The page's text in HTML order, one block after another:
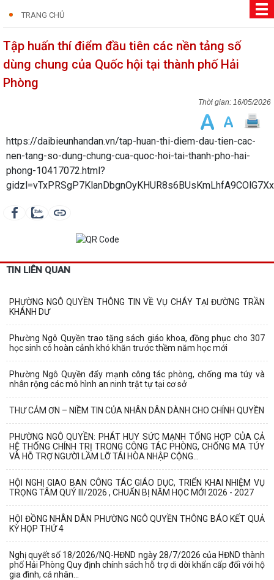
TRANG CHỦ
Tập huấn thí điểm đầu tiên các nền tảng số
dùng chung của Quốc hội tại thành phố Hải
Phòng
16/05/2026
https://daibieunhandan.vn/tap-huan-thi-diem-dau-tien-cac-
nen-tang-so-dung-chung-cua-quoc-hoi-tai-thanh-pho-hai-
phong-10417072.html?
TIN LIÊN QUAN
PHƯỜNG NGÔ QUYỀN THÔNG TIN VỀ VỤ CHÁY TẠI ĐƯỜNG TRẦN
KHÁNH DƯ
Phường Ngô Quyền trao tặng sách giáo khoa, đồng phục cho 307
học sinh có hoàn cảnh khó khăn trước thềm năm học mới
Phường Ngô Quyền đẩy mạnh công tác phòng, chống ma túy và
nhân rộng các mô hình an ninh trật tự tại cơ sở
THƯ CẢM ƠN – NIỀM TIN CỦA NHÂN DÂN DÀNH CHO CHÍNH QUYỀN
PHƯỜNG NGÔ QUYỀN: PHÁT HUY SỨC MẠNH TỔNG HỢP CỦA CẢ
HỆ THỐNG CHÍNH TRỊ TRONG CÔNG TÁC PHÒNG, CHỐNG MA TÚY
VÀ HỖ TRỢ NGƯỜI LẦM LỠ TÁI HÒA NHẬP CỘNG...
HỘI NGHỊ GIAO BAN CÔNG TÁC GIÁO DỤC, TRIỂN KHAI NHIỆM VỤ
TRỌNG TÂM QUÝ III/2026 , CHUẨN BỊ NĂM HỌC MỚI 2026 - 2027
HỘI ĐỒNG NHÂN DÂN PHƯỜNG NGÔ QUYỀN THÔNG BÁO KẾT QUẢ
KỲ HỌP THỨ 4
Nghị quyết số 18/2026/NQ-HĐND ngày 28/7/2026 của HĐND thành
phố Hải Phòng Quy định chính sách hỗ trợ di dời khẩn cấp đối với hộ
gia đình, cá nhân...